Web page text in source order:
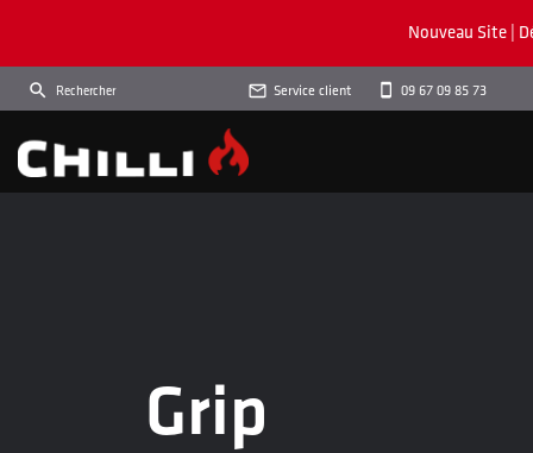
Nouveau Site |
 Service client 09 67 09 85 73
Grip